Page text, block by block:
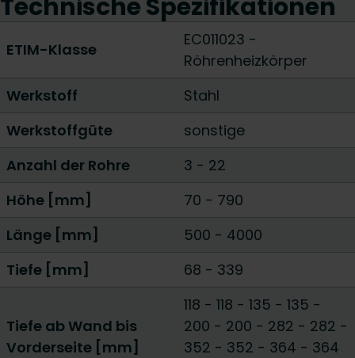
ETIM-Klasse
EC011023 -
Röhrenheizkörper
Werkstoff
Stahl
Werkstoffgüte
sonstige
Anzahl der Rohre
3 - 22
Höhe [mm]
70 - 790
Länge [mm]
500 - 4000
Tiefe [mm]
68 - 339
Tiefe ab Wand bis
Vorderseite [mm]
118 - 118 - 135 - 135 -
200 - 200 - 282 - 282 -
352 - 352 - 364 - 364